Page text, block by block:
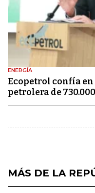
ENERGÍA
Ecopetrol confía
petrolera de
MÁS DE LA